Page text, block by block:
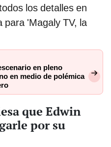
los detalles en
para 'Magaly TV, la
en pleno
en medio de polémica
que Edwin
por su